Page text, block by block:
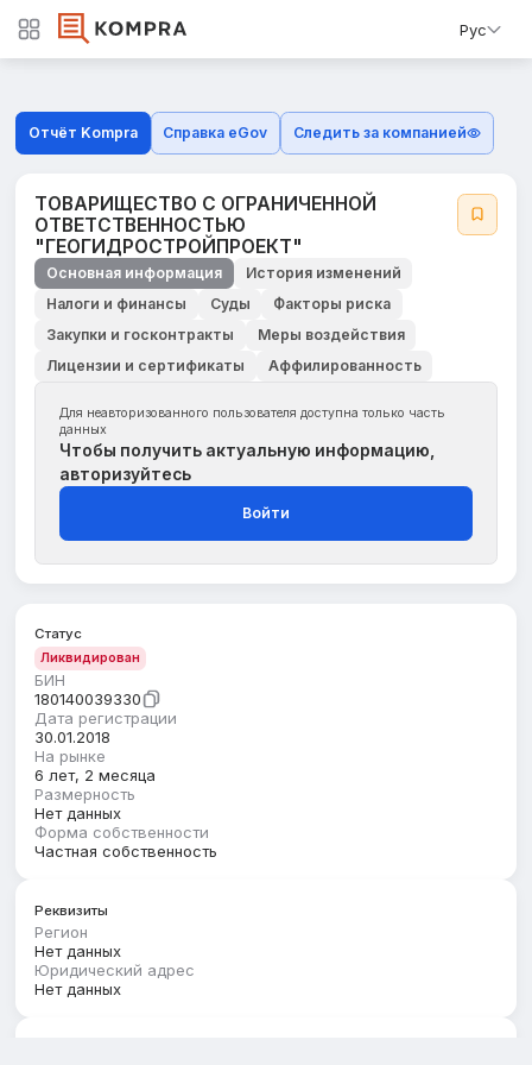
Рус
Отчёт Kompra Справка eGov Следить за компанией
ТОВАРИЩЕСТВО С ОГРАНИЧЕННОЙ
ОТВЕТСТВЕННОСТЬЮ
"ГЕОГИДРОСТРОЙПРОЕКТ"
Основная информация
История изменений
Налоги и финансы
Суды
Факторы риска
Закупки и госконтракты
Меры воздействия
Лицензии и сертификаты
Аффилированность
Для неавторизованного пользователя доступна только часть
данных
Чтобы получить актуальную информацию,
авторизуйтесь
Войти
Статус
Ликвидирован
БИН
180140039330
Дата регистрации
30.01.2018
На рынке
6 лет, 2 месяца
Размерность
Нет данных
Форма собственности
Частная собственность
Реквизиты
Регион
Нет данных
Юридический адрес
Нет данных